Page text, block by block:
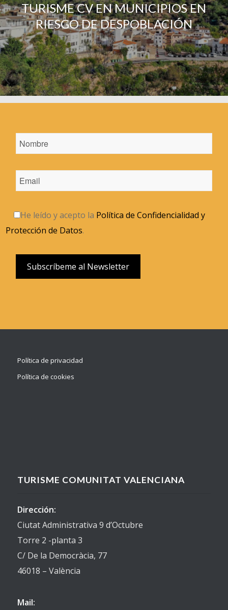
TURISME CV EN MUNICIPIOS EN
RIESGO DE DESPOBLACIÓN
He leído y acepto la Política de Confidencialidad y
Protección de Datos.
Política de privacidad
Política de cookies
TURISME COMUNITAT VALENCIANA
Dirección:
Ciutat Administrativa 9 d’Octubre
Torre 2 -planta 3
C/ De la Democràcia, 77
46018 – València
Mail: